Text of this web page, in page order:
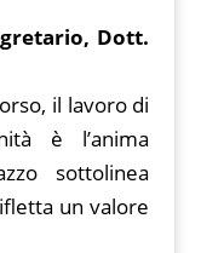
Dott.
il lavoro di
è l’anima
sottolinea
un valore